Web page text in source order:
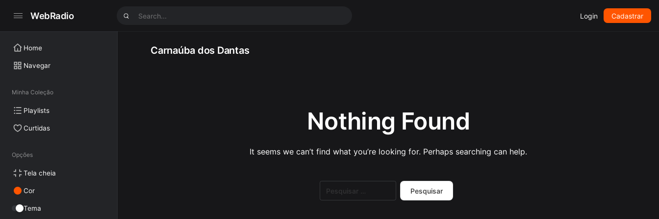
WebRadio Login Cadastrar
Home
Navegar
Minha Coleção
Playlists
Curtidas
Opções
Tela cheia
Cor
Tema
Carnaúba dos Dantas
Nothing Found
It seems we can’t find what you’re looking for. Perhaps searching can help.
por: